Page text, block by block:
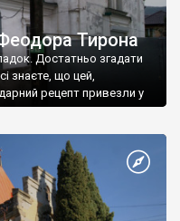
Тирона
Достатньо згадати
знаєте, що цей,
рецепт привезли у